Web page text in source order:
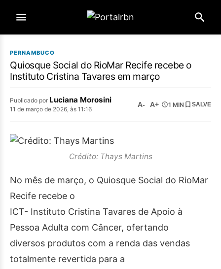
PERNAMBUCO
Quiosque Social do RioMar Recife recebe o
Instituto Cristina Tavares em março
Publicado por Luciana Morosini
11 de março de 2026, às 11:16
A- A+ 1 MIN SALVE
Crédito: Thays Martins
No mês de março, o Quiosque Social do RioMar
Recife recebe o
ICT- Instituto Cristina Tavares de Apoio à
Pessoa Adulta com Câncer, ofertando
diversos produtos com a renda das vendas
totalmente revertida para a